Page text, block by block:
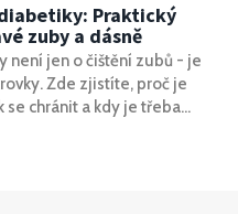
Praktický
zuby a dásně
není jen o čištění zubů - je
Zde zjistíte, proč je
se chránit a kdy je třeba